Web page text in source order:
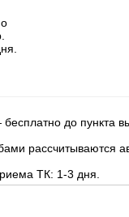
до пункта
рассчитываются
ТК: 1-3 дня.